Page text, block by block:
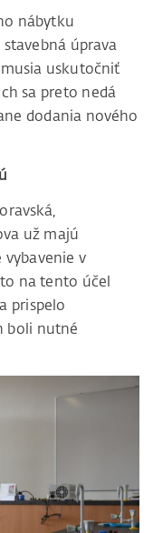
nábytku
úprava
uskutočniť
sa preto nedá
dodania nového
už majú
v
na tento účel
prispelo
boli nutné